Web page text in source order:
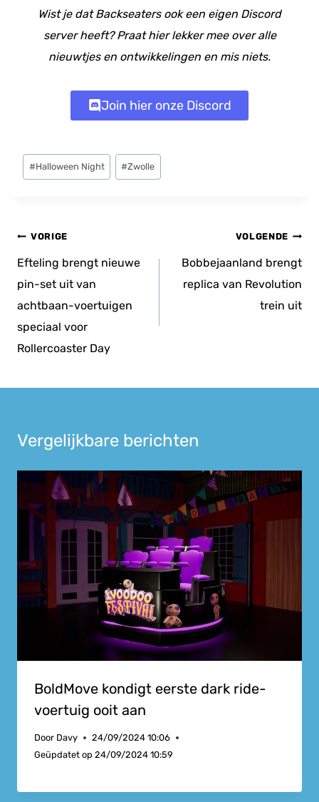
Wist je dat Backseaters ook een eigen Discord
server heeft? Praat hier lekker mee over alle
nieuwtjes en ontwikkelingen en mis niets.
Join hier onze Discord
Bericht
tags:
#Halloween Night #Zwolle
Bericht
navigatie
VORIGE
Efteling brengt nieuwe
pin-set uit van
achtbaan-voertuigen
speciaal voor
Rollercoaster Day
VOLGENDE
Bobbejaanland brengt
replica van Revolution
trein uit
Vergelijkbare berichten
BoldMove kondigt eerste dark ride-
voertuig ooit aan
Door Davy
24/09/2024 10:06
Geüpdatet op 24/09/2024 10:59